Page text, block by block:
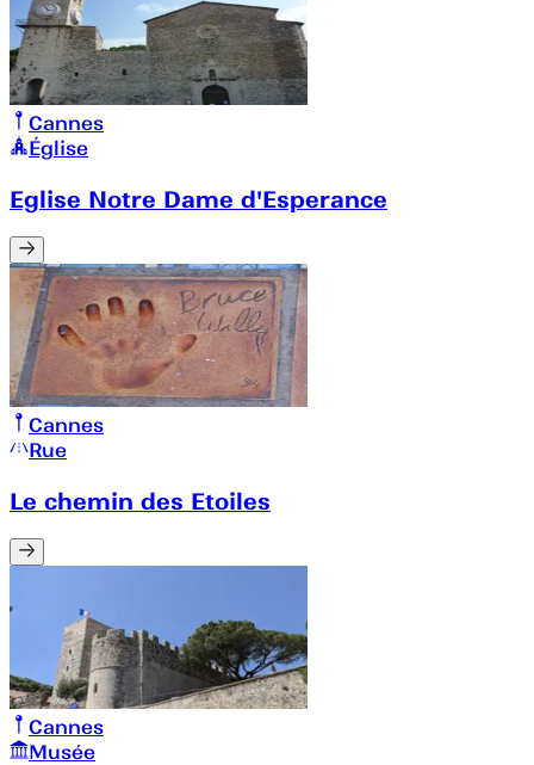
Cannes
Église
Eglise Notre Dame d'Esperance
Cannes
Rue
Le chemin des Etoiles
Cannes
Musée